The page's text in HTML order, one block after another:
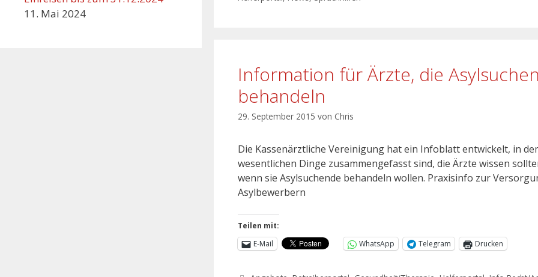
Information für Ärzte, die
behandeln
29. September 2015 von Chris
Die Kassenärztliche Vereinigung hat ein Infoblatt entwickelt, in
wesentlichen Dinge zusammengefasst sind, die Ärzte wissen
wenn sie Asylsuchende behandeln wollen. Praxisinfo zur
Asylbewerbern
Teilen mit:
E-Mail
WhatsApp Telegram Drucken
11. Mai 2024